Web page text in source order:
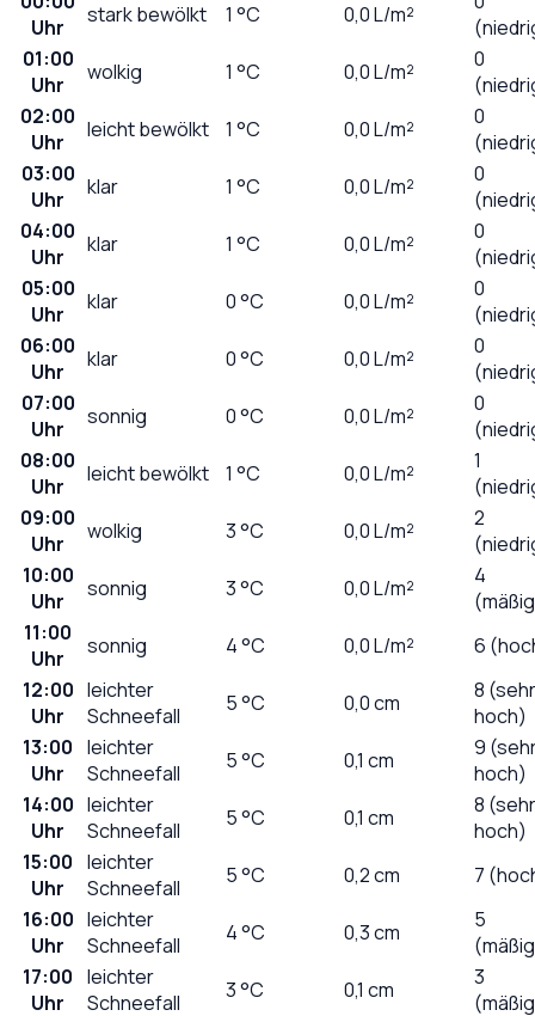
Uhr
stark bewölkt 1 °C 0,0L/m²
01:00
Uhr
wolkig 1 °C 0,0L/m²
0
02:00
Uhr
leicht bewölkt 1 °C 0,0L/m²
0
03:00
Uhr
klar 1 °C 0,0L/m²
0
04:00
Uhr
klar 1 °C 0,0L/m²
0
05:00
Uhr
klar 0°C 0,0L/m²
0
06:00
Uhr
klar 0°C 0,0L/m²
0
07:00
Uhr
sonnig 0°C 0,0L/m²
0
08:00
Uhr
leicht bewölkt 1 °C 0,0L/m²
1
09:00
Uhr
wolkig 3°C 0,0L/m²
2
10:00
Uhr
sonnig 3°C 0,0L/m²
4
11:00
Uhr
sonnig 4°C 0,0L/m²
6
12:00
Uhr
leichter
Schneefall
5°C 0,0cm
8 (sehr
hoch)
13:00
Uhr
leichter
Schneefall
5°C 0,1 cm
9
hoch)
14:00
Uhr
leichter
Schneefall
5°C 0,1 cm
8 (sehr
hoch)
15:00
Uhr
leichter
Schneefall
5°C 0,2cm
7
16:00
Uhr
leichter
Schneefall
4°C 0,3cm
5
17:00
Uhr
leichter
Schneefall
3°C 0,1 cm
3